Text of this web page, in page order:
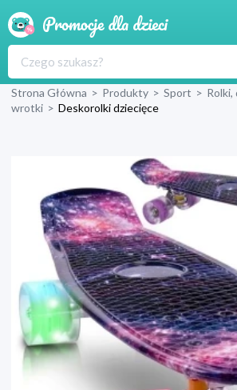
Produkty
Blog
Wyprawka
Strona Główna > Produkty > Sport > Rolki,
wrotki > Deskorolki dziecięce